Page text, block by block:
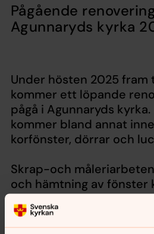
Pågående
Agunnaryds kyrka
Under hösten 2025 fram
kommer ett löpande
pågå i Agunnaryds
kommer bland annat
korfönster, dörrar och
Skrap-och
och hämtning av fönster
förekomma fortlöpande
arbetsperioden. Vi
kyrkogårdsbesökare har